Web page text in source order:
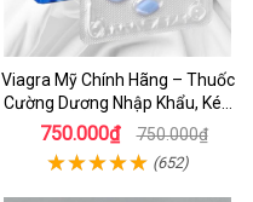
Viagra Mỹ Chính Hãng – Thuốc
Cường Dương Nhập Khẩu, Kéo
Dài Thời Gian Quan Hệ
750.000₫ 750.000₫
(652)